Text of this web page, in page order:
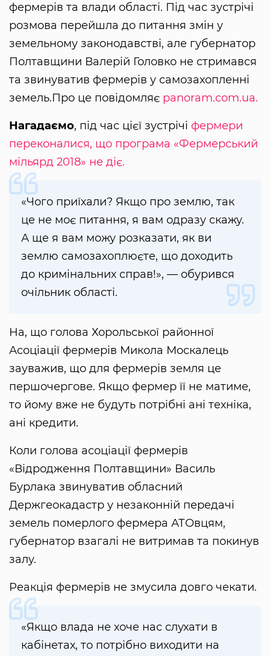
фермерів та влади області. Під час зустрічі
розмова перейшла до питання змін у
земельному законодавстві, але губернатор
Полтавщини Валерій Головко не стримався
та звинуватив фермерів у самозахопленні
земель.Про це повідомляє panoram.com.ua.
Нагадаємо, під час цієї зустрічі фермери
переконалися, що програма «Фермерський
мільярд 2018» не діє.
«Чого приїхали? Якщо про землю, так
це не моє питання, я вам одразу скажу.
А ще я вам можу розказати, як ви
землю самозахоплюєте, що доходить
до кримінальних справ!», — обурився
очільник області.
На, що голова Хорольської районної
Асоціації фермерів Микола Москалець
зауважив, що для фермерів земля це
першочергове. Якщо фермер її не матиме,
то йому вже не будуть потрібні ані техніка,
ані кредити.
Коли голова асоціації фермерів
«Відродження Полтавщини» Василь
Бурлака звинуватив обласний
Держгеокадастр у незаконній передачі
земель померлого фермера АТОвцям,
губернатор взагалі не витримав та покинув
залу.
Реакція фермерів не змусила довго чекати.
«Якщо влада не хоче нас слухати в
кабінетах, то потрібно виходити на